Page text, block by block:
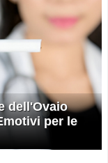
dell'Ovaio
per le